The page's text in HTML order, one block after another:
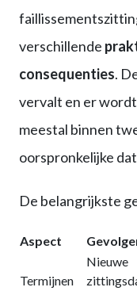
verschillende
consequenties.
vervalt en er
meestal binnen
oorspronkelijke
De belangrijkste
Aspect
Termijnen
Nieuwe